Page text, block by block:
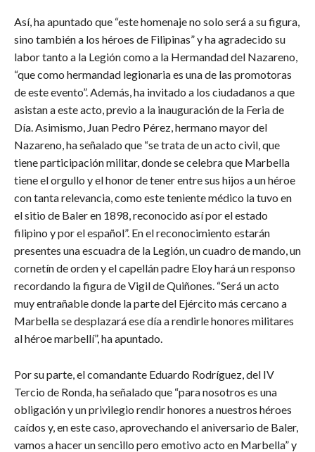
Así, ha apuntado que “este homenaje no solo será a su figura,
sino también a los héroes de Filipinas” y ha agradecido su
labor tanto a la Legión como a la Hermandad del Nazareno,
“que como hermandad legionaria es una de las promotoras
de este evento”. Además, ha invitado a los ciudadanos a que
asistan a este acto, previo a la inauguración de la Feria de
Día. Asimismo, Juan Pedro Pérez, hermano mayor del
Nazareno, ha señalado que “se trata de un acto civil, que
tiene participación militar, donde se celebra que Marbella
tiene el orgullo y el honor de tener entre sus hijos a un héroe
con tanta relevancia, como este teniente médico la tuvo en
el sitio de Baler en 1898, reconocido así por el estado
filipino y por el español”. En el reconocimiento estarán
presentes una escuadra de la Legión, un cuadro de mando, un
cornetín de orden y el capellán padre Eloy hará un responso
recordando la figura de Vigil de Quiñones. “Será un acto
muy entrañable donde la parte del Ejército más cercano a
Marbella se desplazará ese día a rendirle honores militares
al héroe marbellí”, ha apuntado.
Por su parte, el comandante Eduardo Rodríguez, del IV
Tercio de Ronda, ha señalado que “para nosotros es una
obligación y un privilegio rendir honores a nuestros héroes
caídos y, en este caso, aprovechando el aniversario de Baler,
vamos a hacer un sencillo pero emotivo acto en Marbella” y